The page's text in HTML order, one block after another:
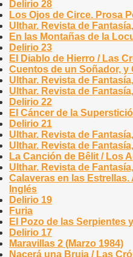
Delirio 28
Los Ojos de Circe. Prosa
Ulthar. Revista de
En las Montañas de la
Delirio 23
El Diablo de Hierro / Las
Cuentos de un Soñador, y
Ulthar. Revista de
Ulthar. Revista de
Delirio 22
El Cáncer de la
Delirio 21
Ulthar. Revista de
Ulthar. Revista de
La Canción de Bêlit / Los
Ulthar. Revista de
Calaveras en las
Inglés
Delirio 19
Furia
El Pozo de las Serpientes
Delirio 17
Maravillas 2 (Marzo 1984)
Nacerá una Bruja / Las